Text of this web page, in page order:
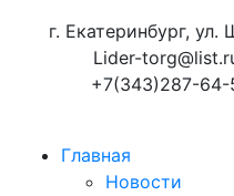
г. Екатеринбург,
Lider-
+7(343)287-64-
Главная
Новости